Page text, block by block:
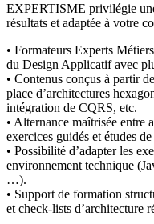
EXPERTISME privilégie
résultats et adaptée à votre
• Formateurs Experts
du Design Applicatif avec
• Contenus conçus à partir
place d’architectures
intégration de CQRS, etc.
• Alternance maîtrisée entre
exercices guidés et études
• Possibilité d’adapter les
environnement technique
…).
• Support de formation
et check-lists d’architecture